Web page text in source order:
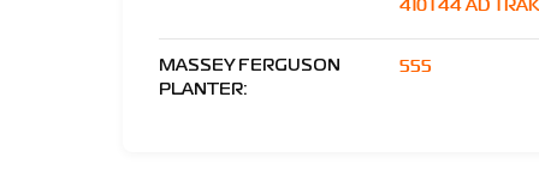
MASSEY FERGUSON
PLANTER:
555